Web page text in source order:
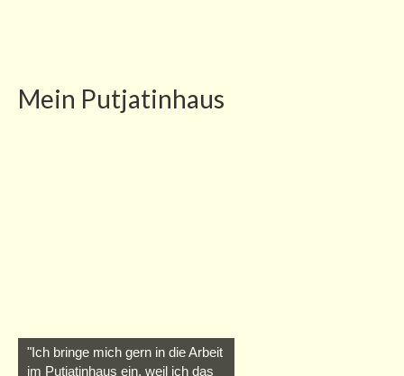
Mein Putjatinhaus
"Ich bringe mich gern in die Arbeit
im Putjatinhaus ein, weil ich das